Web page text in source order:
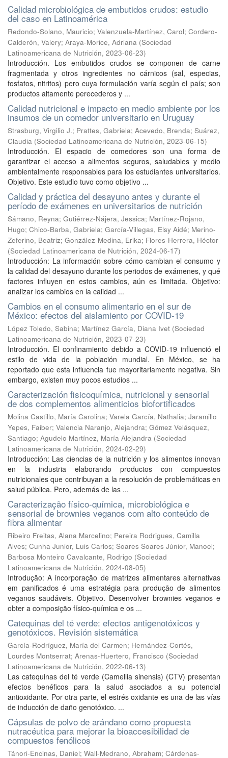
Calidad microbiológica de embutidos crudos: estudio
del caso en Latinoamérica
Redondo-Solano, Mauricio; Valenzuela-Martínez, Carol; Cordero-
Calderón, Valery; Araya-Morice, Adriana (Sociedad
Latinoamericana de Nutrición, 2023-06-23)
Introducción. Los embutidos crudos se componen de carne
fragmentada y otros ingredientes no cárnicos (sal, especias,
fosfatos, nitritos) pero cuya formulación varía según el país; son
productos altamente perecederos y ...
Calidad nutricional e impacto en medio ambiente por los
insumos de un comedor universitario en Uruguay
Strasburg, Virgilio J.; Prattes, Gabriela; Acevedo, Brenda; Suárez,
Claudia (Sociedad Latinoamericana de Nutrición, 2023-06-15)
Introducción. El espacio de comedores son una forma de
garantizar el acceso a alimentos seguros, saludables y medio
ambientalmente responsables para los estudiantes universitarios.
Objetivo. Este estudio tuvo como objetivo ...
Calidad y práctica del desayuno antes y durante el
período de exámenes en universitarios de nutrición
Sámano, Reyna; Gutiérrez-Nájera, Jessica; Martínez-Rojano,
Hugo; Chico-Barba, Gabriela; García-Villegas, Elsy Aidé; Merino-
Zeferino, Beatriz; González-Medina, Erika; Flores-Herrera, Héctor
(Sociedad Latinoamericana de Nutrición, 2024-06-17)
Introducción: La información sobre cómo cambian el consumo y
la calidad del desayuno durante los periodos de exámenes, y qué
factores influyen en estos cambios, aún es limitada. Objetivo:
analizar los cambios en la calidad ...
Cambios en el consumo alimentario en el sur de
México: efectos del aislamiento por COVID-19
López Toledo, Sabina; Martínez García, Diana Ivet (Sociedad
Latinoamericana de Nutrición, 2023-07-23)
Introducción. El confinamiento debido a COVID-19 influenció el
estilo de vida de la población mundial. En México, se ha
reportado que esta influencia fue mayoritariamente negativa. Sin
embargo, existen muy pocos estudios ...
Caracterización fisicoquímica, nutricional y sensorial
de dos complementos alimenticios biofortificados
Molina Castillo, María Carolina; Varela García, Nathalia; Jaramillo
Yepes, Faiber; Valencia Naranjo, Alejandra; Gómez Velásquez,
Santiago; Agudelo Martínez, María Alejandra (Sociedad
Latinoamericana de Nutrición, 2024-02-29)
Introducción: Las ciencias de la nutrición y los alimentos innovan
en la industria elaborando productos con compuestos
nutricionales que contribuyan a la resolución de problemáticas en
salud pública. Pero, además de las ...
Caracterização físico-química, microbiológica e
sensorial de brownies veganos com alto conteúdo de
fibra alimentar
Ribeiro Freitas, Alana Marcelino; Pereira Rodrigues, Camilla
Alves; Cunha Junior, Luis Carlos; Soares Soares Júnior, Manoel;
Barbosa Monteiro Cavalcante, Rodrigo (Sociedad
Latinoamericana de Nutrición, 2024-08-05)
Introdução: A incorporação de matrizes alimentares alternativas
em panificados é uma estratégia para produção de alimentos
veganos saudáveis. Objetivo. Desenvolver brownies veganos e
obter a composição físico-química e os ...
Catequinas del té verde: efectos antigenotóxicos y
genotóxicos. Revisión sistemática
García-Rodríguez, María del Carmen; Hernández-Cortés,
Lourdes Montserrat; Arenas-Huertero, Francisco (Sociedad
Latinoamericana de Nutrición, 2022-06-13)
Las catequinas del té verde (Camellia sinensis) (CTV) presentan
efectos benéficos para la salud asociados a su potencial
antioxidante. Por otra parte, el estrés oxidante es una de las vías
de inducción de daño genotóxico. ...
Cápsulas de polvo de arándano como propuesta
nutracéutica para mejorar la bioaccesibilidad de
compuestos fenólicos
Tánori-Encinas, Daniel; Wall-Medrano, Abraham; Cárdenas-